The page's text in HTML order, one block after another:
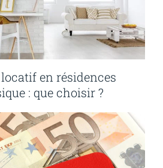
en résidences
: que choisir ?